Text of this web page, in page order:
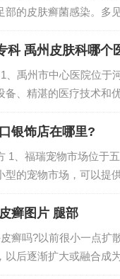
部的皮肤癣菌感染。多
真菌很容易入侵，或是
擦干，长此以往，...
科 禹州皮肤科哪个
、禹州市中心医院位于
备、精湛的医疗技术和
二级综合性医院。2、
个菜市场，进入...
银饰店在哪里?
1、福瑞宠物市场位于
型的宠物市场，可以提
展柜有限公司位于周
星星冰箱冷柜...
癣图片 腿部
癣吗?以前很小一点扩
以后逐渐扩大或融合成
刮除表面鳞屑，逐渐露